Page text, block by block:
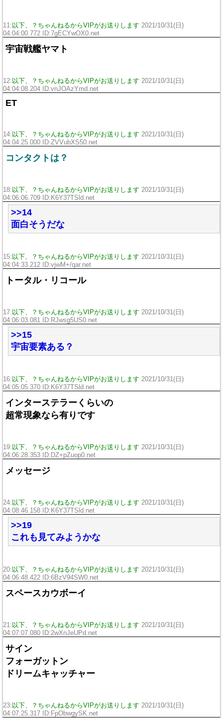
11: 以下、？ちゃんねるからVIPがお送りします 2021/10/31(日)
04:04:00.772 ID:7gECYwOX0.net
宇宙戦艦ヤマト
12: 以下、？ちゃんねるからVIPがお送りします 2021/10/31(日)
04:04:08.204 ID:vnJOAzYmd.net
ET
14: 以下、？ちゃんねるからVIPがお送りします 2021/10/31(日)
04:04:25.000 ID:ZVVubXS50.net
コンタクトは？
18: 以下、？ちゃんねるからVIPがお送りします 2021/10/31(日)
04:06:06.709 ID:K6Y37TSld.net
>>14
面白そうだな
15: 以下、？ちゃんねるからVIPがお送りします 2021/10/31(日)
04:04:33.212 ID:vjwM+/qar.net
トータル・リコール
17: 以下、？ちゃんねるからVIPがお送りします 2021/10/31(日)
04:06:03.081 ID:RJwsg5US0.net
>>15
宇宙要素ある？
16: 以下、？ちゃんねるからVIPがお送りします 2021/10/31(日)
04:05:05.370 ID:K6Y37TSld.net
インターステラーくらいの
超常現象なら有りです
19: 以下、？ちゃんねるからVIPがお送りします 2021/10/31(日)
04:06:28.353 ID:DZ+pZuop0.net
メッセージ
24: 以下、？ちゃんねるからVIPがお送りします 2021/10/31(日)
04:08:46.158 ID:K6Y37TSld.net
>>19
これも見てみようかな
20: 以下、？ちゃんねるからVIPがお送りします 2021/10/31(日)
04:06:48.422 ID:6BzV94SW0.net
スペースカウボーイ
21: 以下、？ちゃんねるからVIPがお送りします 2021/10/31(日)
04:07:07.080 ID:2wXnJeUPd.net
サイン
フォーガットン
ドリームキャッチャー
23: 以下、？ちゃんねるからVIPがお送りします 2021/10/31(日)
04:07:25.317 ID:FpObwgySK.net